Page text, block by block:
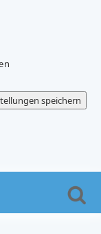
speichern